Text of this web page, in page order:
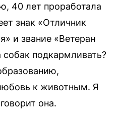
40 лет проработала
знак «Отличник
и звание «Ветеран
подкармливать?
к животным. Я
она.